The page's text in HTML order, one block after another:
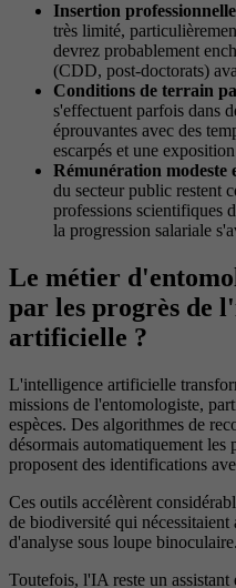
Insertion
très limité,
devrez probablement
(CDD, post-doctorats)
Conditions de terrain
s'effectuent parfois dans
éprouvantes avec des
escarpés et une
Rémunération modeste
du secteur public restent
professions scientifiques
la progression salariale
Le métier
par les progrès de
artificielle ?
L'intelligence artificielle
missions de l'entomologiste,
espèces. Des algorithmes de
désormais automatiquement les
proposent des identifications
Ces outils accélèrent
de biodiversité qui nécessitaient
d'analyse sous loupe binoculaire.
Toutefois, l'IA reste un